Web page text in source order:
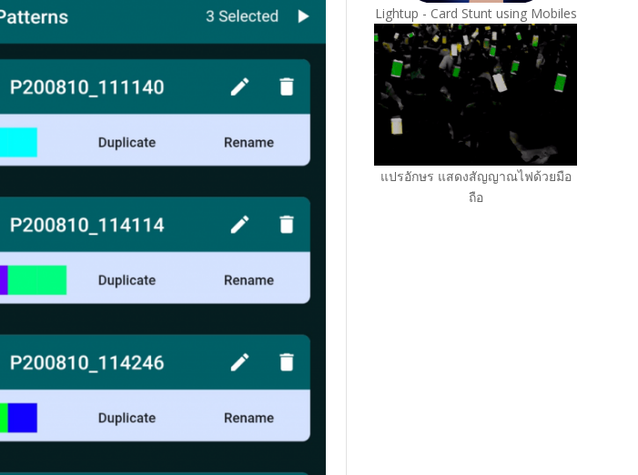
Lightup - Card Stunt using Mobiles
แปรอักษร แสดงสัญญาณไฟด้วยมือ
ถือ